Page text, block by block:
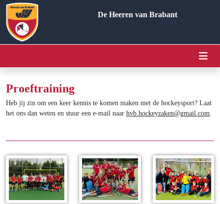
De Heeren van Brabant
Proeftraining
Heb jij zin om een keer kennis te komen maken met de hockeysport? Laat
het ons dan weten en stuur een e-mail naar hvb.hockeyzaken@gmail.com